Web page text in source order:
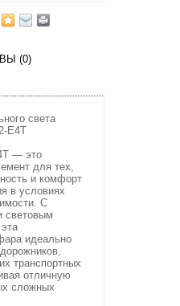
(0)
света
E4T
— это
для тех,
и комфорт
в условиях
С
световым
идеально
транспортных
отличную
сложных